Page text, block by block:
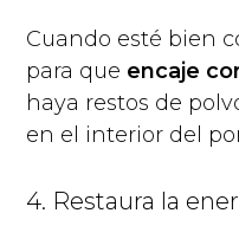
Cuando esté bien
para que encaje
haya restos de
en el interior del
4. Restaura la